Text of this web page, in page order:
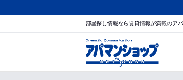
部屋探し情報なら賃貸情報が満載のア